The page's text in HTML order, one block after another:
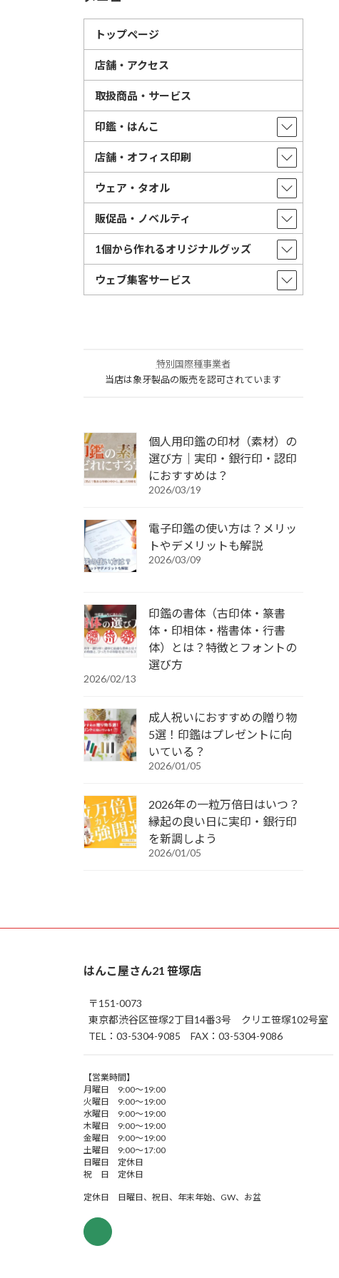
トップページ
店舗・アクセス
取扱商品・サービス
印鑑・はんこ
店舗・オフィス印刷
ウェア・タオル
販促品・ノベルティ
1個から作れるオリジナルグッズ
ウェブ集客サービス
特別国際種事業者
当店は象牙製品の販売を認可されています
個人用印鑑の印材（素材）の
選び方｜実印・銀行印・認印
におすすめは？
2026/03/19
電子印鑑の使い方は？メリッ
トやデメリットも解説
2026/03/09
印鑑の書体（古印体・篆書
体・印相体・楷書体・行書
体）とは？特徴とフォントの
選び方
2026/02/13
成人祝いにおすすめの贈り物
5選！印鑑はプレゼントに向
いている？
2026/01/05
2026年の一粒万倍日はいつ？
縁起の良い日に実印・銀行印
を新調しよう
2026/01/05
はんこ屋さん21 笹塚店
〒151-0073
東京都渋谷区笹塚2丁目14番3号 クリエ笹塚102号室
TEL：03-5304-9085 FAX：03-5304-9086
【営業時間】
月曜日 9:00～19:00
火曜日 9:00～19:00
水曜日 9:00～19:00
木曜日 9:00～19:00
金曜日 9:00～19:00
土曜日 9:00～17:00
日曜日 定休日
祝 日 定休日
定休日 日曜日、祝日、年末年始、GW、お盆